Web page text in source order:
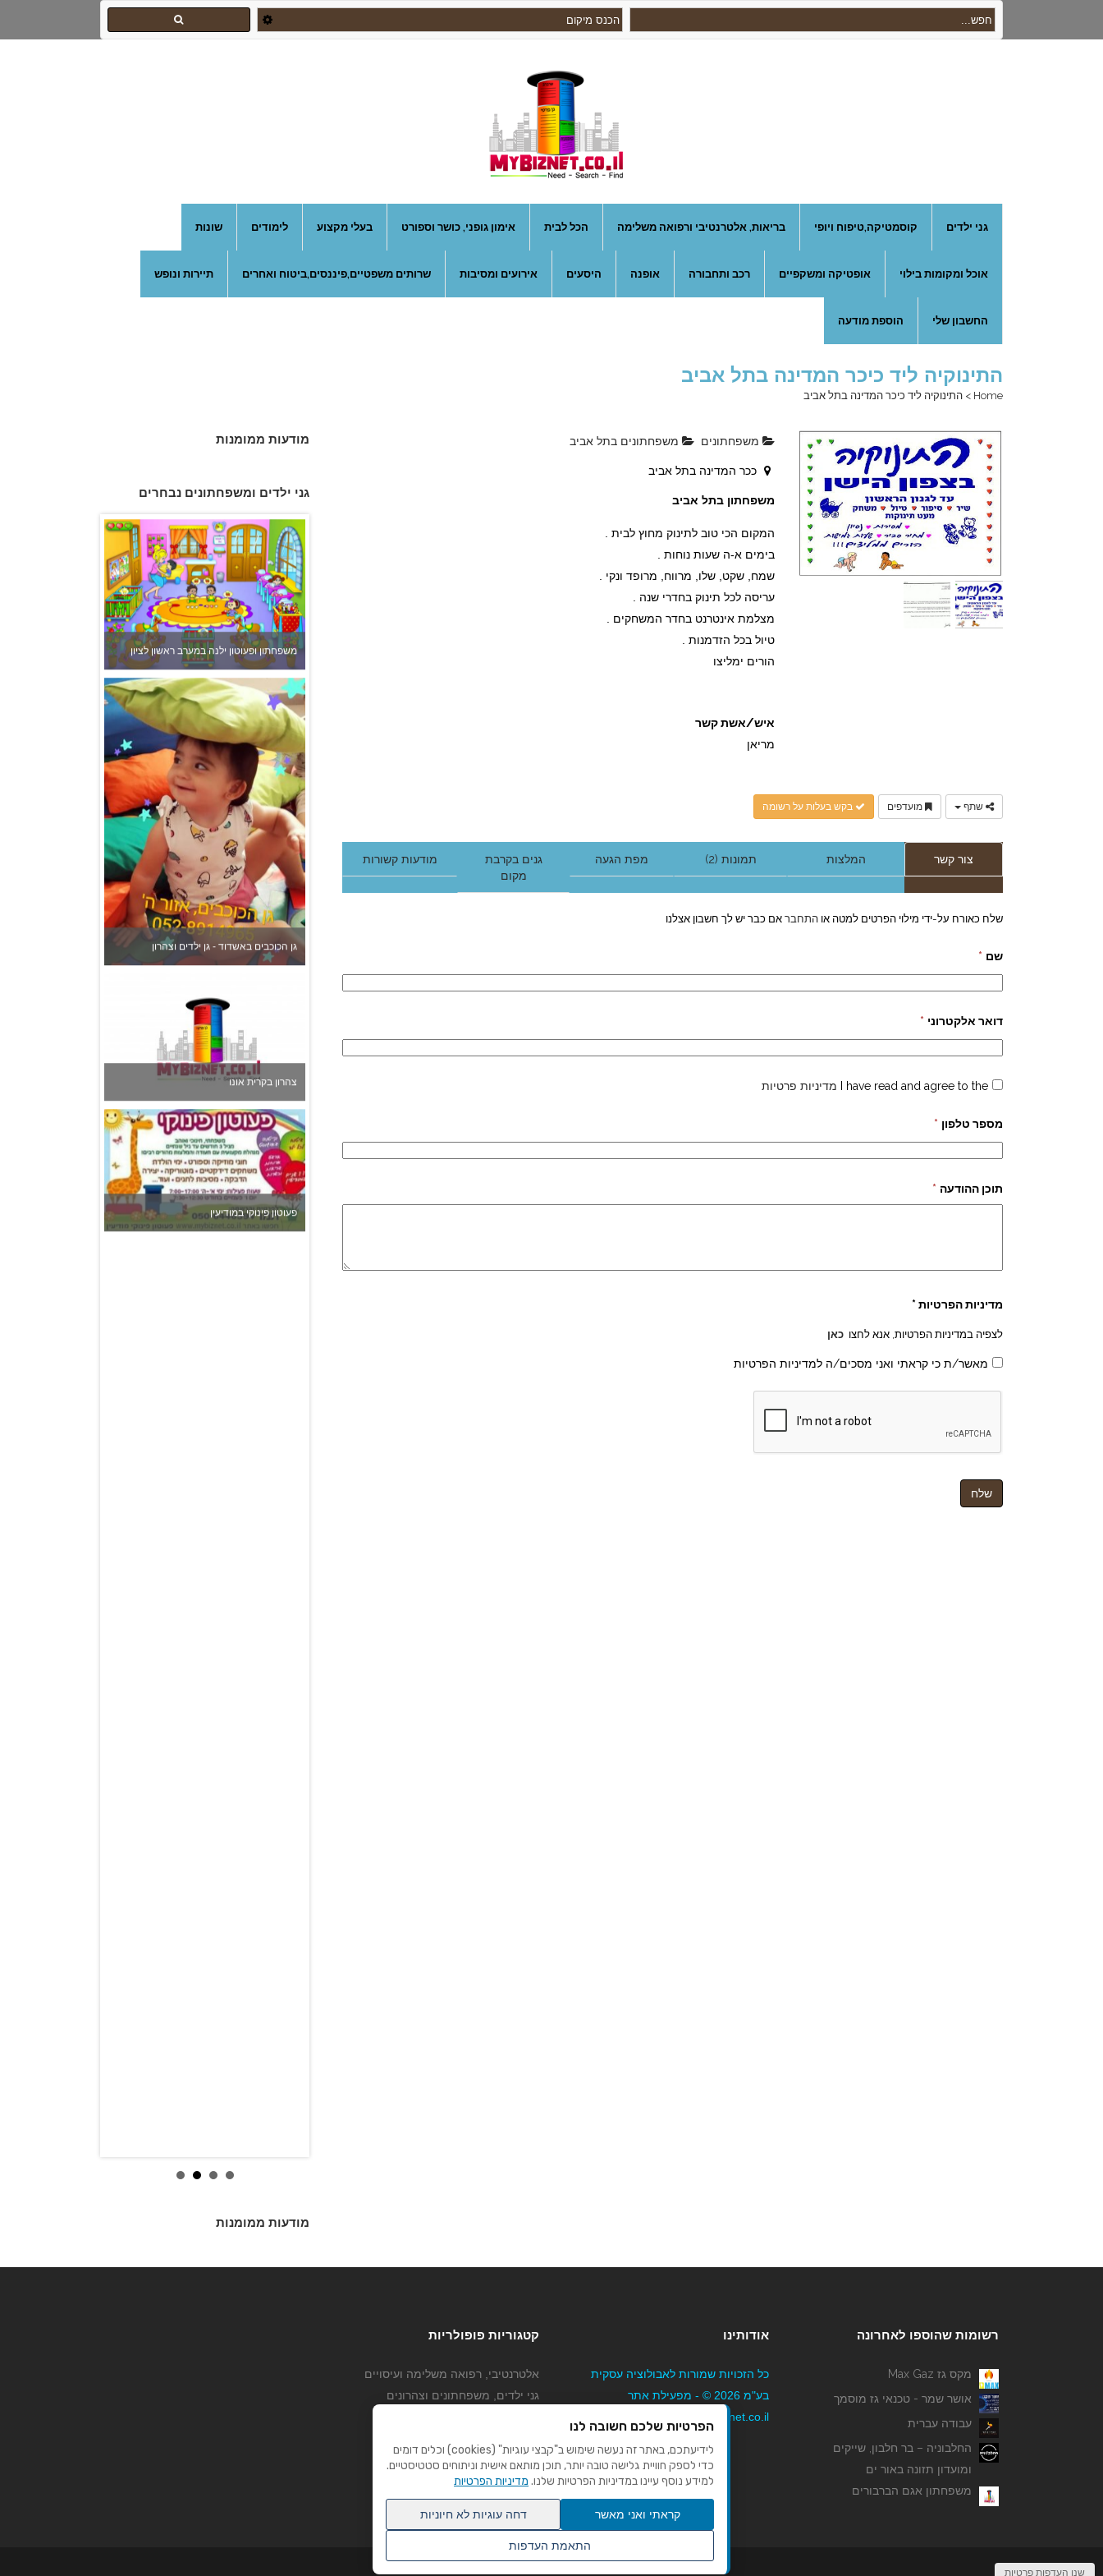
גני ילדים קוסמטיקה,טיפוח ויופי בריאות, אלטרנטיבי ורפואה משלימה הכל לבית אימון גופני, כושר וספורט בעלי מקצוע לימודים שונות
אוכל ומקומות בילוי אופטיקה ומשקפיים רכב ותחבורה אופנה היסעים אירועים ומסיבות שרותים משפטיים,פיננסים,ביטוח ואחרים תיירות ונופש
החשבון שלי הוספת מודעה
התינוקיה ליד כיכר המדינה בתל אביב
Home
> התינוקיה ליד כיכר המדינה בתל אביב
משפחתונים משפחתונים בתל אביב
ככר המדינה בתל אביב
משפחתון בתל אביב
המקום הכי טוב לתינוק מחוץ לבית .
בימים א-ה שעות נוחות .
שמח, שקט, שלו, מרווח, מרופד ונקי .
עריסה לכל תינוק בחדרי שנה .
מצלמת אינטרנט בחדר המשחקים .
טיול בכל הזדמנות .
הורים ימליצו
איש/אשת קשר
מריאן
שתף מועדפים בקש בעלות על רשומה
צור קשר המלצות תמונות (2) מפת הגעה
גנים בקרבת
מקום
מודעות קשורות
שלח כאורח על-ידי מילוי הפרטים למטה או התחבראם כבר יש לך חשבון אצלנו
שם *
דואר אלקטרוני *
I have read and agree to the מדיניות פרטיות
מספר טלפון *
תוכן ההודעה *
מדיניות הפרטיות *
לצפיה במדיניות הפרטיות, אנא לחצו כאן
מאשר/ת כי קראתי ואני מסכים/ה למדיניות הפרטיות
מודעות ממומנות
גני ילדים ומשפחתונים נבחרים
פעוטון פינוקי במודיעין
משפחתון ופעוטון ילנה במערב ראשון לציון
גן הכוכבים באשדוד - גן ילדים וצהרון
צהרון בקרית אונו
פעוטון פינוקי במודיעין
מודעות ממומנות
רשומות שהוספו לאחרונה
מקס גז Max Gaz
אושר שמר - טכנאי גז מוסמך
עבודה עברית
החלבוניה – בר חלבון, שייקים
ומועדון תזונה באור ים
משפחתון אגם הברבורים
אודותינו
כל הזכויות שמורות לאבולוציה עסקית
בע"מ 2026 © - מפעילת אתר
Mybiznet.co.il
קטגוריות פופולריות
אלטרנטיבי, רפואה משלימה ועיסויים
גני ילדים, משפחתונים וצהרונים
הפרטיות שלכם חשובה לנו
לידיעתכם, באתר זה נעשה שימוש ב"קבצי עוגיות" (cookies) וכלים דומים
כדי לספק חוויית גלישה טובה יותר, תוכן מותאם אישית וניתוחים סטטיסטיים.
למידע נוסף עיינו במדיניות הפרטיות שלנו. מדיניות הפרטיות
קראתי ואני מאשר דחה עוגיות לא חיוניות
התאמת העדפות
שנו העדפות פרטיות